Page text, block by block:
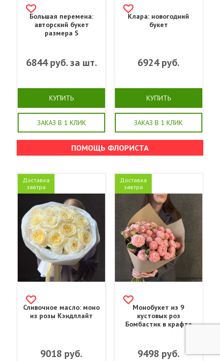
Большая перемена:
авторский букет
размера S
6844руб. за шт.
КУПИТЬ
ЗАКАЗ В 1 КЛИК
Клара: новогодний
букет
6924руб.
КУПИТЬ
ЗАКАЗ В 1 КЛИК
ПОМОЩЬ ФЛОРИСТА
Доставка
завтра
Сливочное масло: моно
из розы Кэндллайт
9018 руб.
Доставка
завтра
Монобукет из 9
кустовых роз
Бомбастик в крафте
9498 руб.